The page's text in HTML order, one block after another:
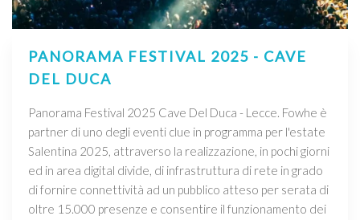
PANORAMA FESTIVAL 2025 - CAVE
DEL DUCA
Panorama Festival 2025 Cave Del Duca - Lecce. Fowhe è
partner di uno degli eventi clue in programma per l'estate
Salentina 2025, attraverso la realizzazione, in pochi giorni
ed in area digital divide, di infrastruttura di rete in grado
di fornire connettività ad un pubblico atteso per serata di
oltre 15.000 presenze e consentire il funzionamento dei